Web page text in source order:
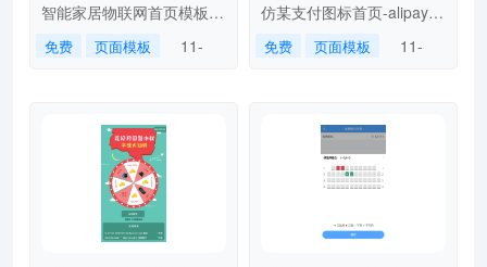
智能家居物联网首页模板-
免费 页面模板
11-
仿某支付图标首页-alipay-
免费 页面模板
11-